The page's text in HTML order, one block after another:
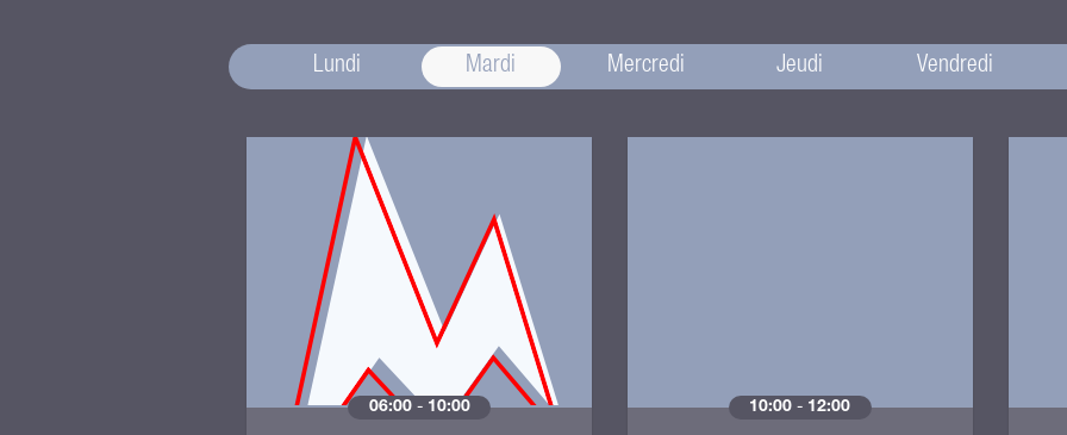
Lundi Mardi Mercredi Jeudi Vendredi
06:00- 10:00 10:00 - 12:00